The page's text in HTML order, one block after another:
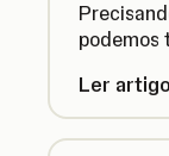
podemos
Ler artigo